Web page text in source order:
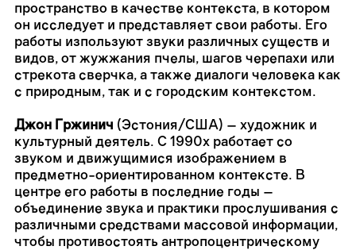
пространство в качестве контекста, в котором
он исследует и представляет свои работы. Его
работы изпользуют звуки различных существ и
видов, от жужжания пчелы, шагов черепахи или
стрекота сверчка, а также диалоги человека как
с природным, так и с городским контекстом.
Джон Гржинич (Эстония/США) – художник и
культурный деятель. С 1990х работает со
звуком и движущимися изображением в
предметно-ориентированном контексте. В
центре его работы в последние годы –
объединение звука и практики прослушивания с
различными средствами массовой информации,
чтобы противостоять антропоцентрическому